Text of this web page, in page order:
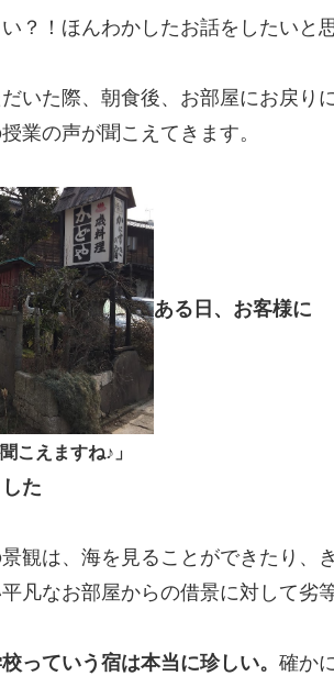
？！ほんわかしたお話をしたいと
いた際、朝食後、お部屋にお戻り
業の声が聞こえてきます。
ある日、お客様に
こえますね♪」
た
観は、海を見ることができたり、
凡なお部屋からの借景に対して劣
っていう宿は本当に珍しい。 確か